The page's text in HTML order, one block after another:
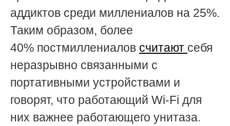
аддиктов среди миллениалов на 25%.
Таким образом, более
40% постмиллениалов считают себя
неразрывно связанными с
портативными устройствами и
говорят, что работающий Wi-Fi для
них важнее работающего унитаза.